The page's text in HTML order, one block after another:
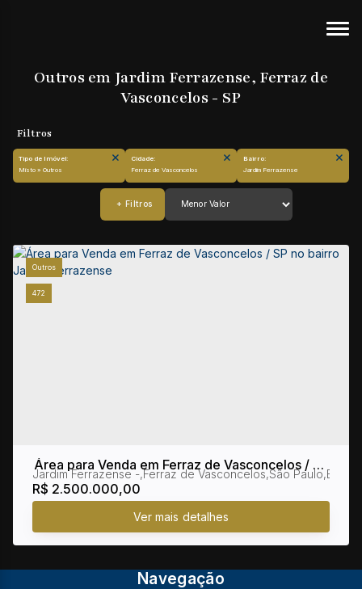
Outros em Jardim Ferrazense, Ferraz de
Vasconcelos - SP
Ferraz de Vasconcelos
Jardim Ferrazense
472
Outros
Área para Venda em Ferraz de Vasconcelos / SP
no bairro Jardim Ferrazense
R$ 2.500.000,00
Jardim Ferrazense ,Ferraz de Vasconcelos,São Paulo,Brasil
Navegação